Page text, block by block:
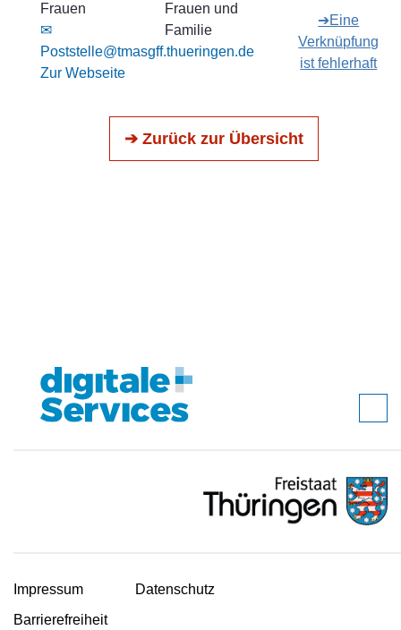
Frauen
✉
Poststelle@tmasgff.thueringen.de
Zur Webseite
Frauen und
Familie
➔Eine
Verknüpfung
ist fehlerhaft
➔ Zurück zur Übersicht
Impressum
Datenschutz
Barrierefreiheit